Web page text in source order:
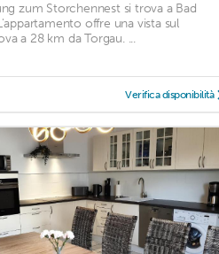
zum Storchennest si trova a Bad
offre una vista sul
a 28 km da Torgau. ...
Verifica disponibilità